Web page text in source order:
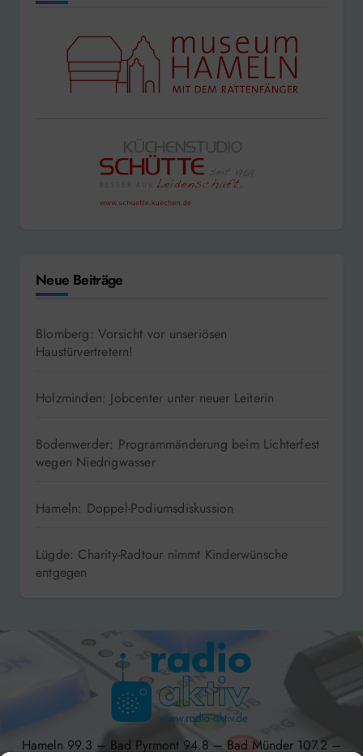
Neue Beiträge
Blomberg: Vorsicht vor unseriösen
Haustürvertretern!
Holzminden: Jobcenter unter neuer Leiterin
Bodenwerder: Programmänderung beim Lichterfest
wegen Niedrigwasser
Hameln: Doppel-Podiumsdiskussion
Lügde: Charity-Radtour nimmt Kinderwünsche
entgegen
Hameln 99.3 – Bad Pyrmont 94.8 – Bad Münder 107.2 –